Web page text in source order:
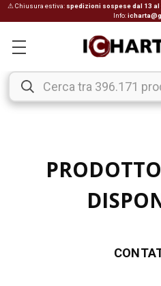
⚠ Chiusura estiva: spedizioni sospese dal 13 al
Info: